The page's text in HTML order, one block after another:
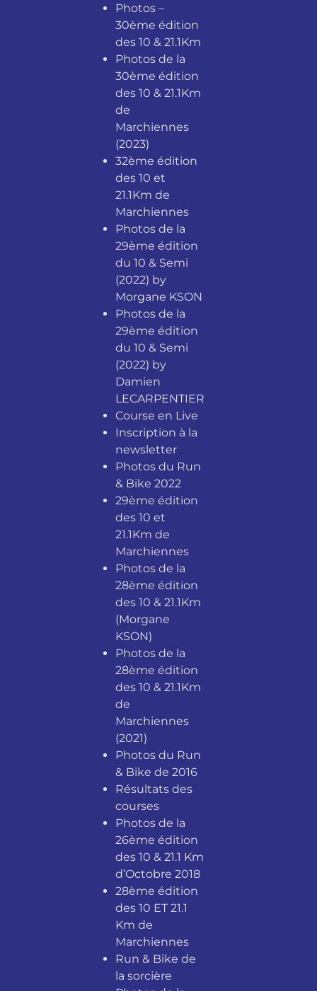
Photos –
30ème édition
des 10 & 21.1Km
Photos de la
30ème édition
des 10 & 21.1Km
de
Marchiennes
(2023)
32ème édition
des 10 et
21.1Km de
Marchiennes
Photos de la
29ème édition
du 10 & Semi
(2022) by
Morgane KSON
Photos de la
29ème édition
du 10 & Semi
(2022) by
Damien
LECARPENTIER
Course en Live
Inscription à la
newsletter
Photos du Run
& Bike 2022
29ème édition
des 10 et
21.1Km de
Marchiennes
Photos de la
28ème édition
des 10 & 21.1Km
(Morgane
KSON)
Photos de la
28ème édition
des 10 & 21.1Km
de
Marchiennes
(2021)
Photos du Run
& Bike de 2016
Résultats des
courses
Photos de la
26ème édition
des 10 & 21.1 Km
d’Octobre 2018
28ème édition
des 10 ET 21.1
Km de
Marchiennes
Run & Bike de
la sorcière